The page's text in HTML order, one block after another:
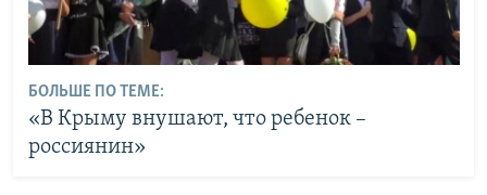
БОЛЬШЕ ПО ТЕМЕ:
«В Крыму внушают, что ребенок –
россиянин»